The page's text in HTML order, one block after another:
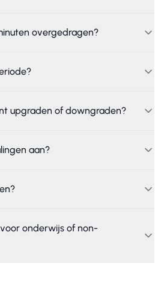
overgedragen?
upgraden of downgraden?
aan?
onderwijs of non-